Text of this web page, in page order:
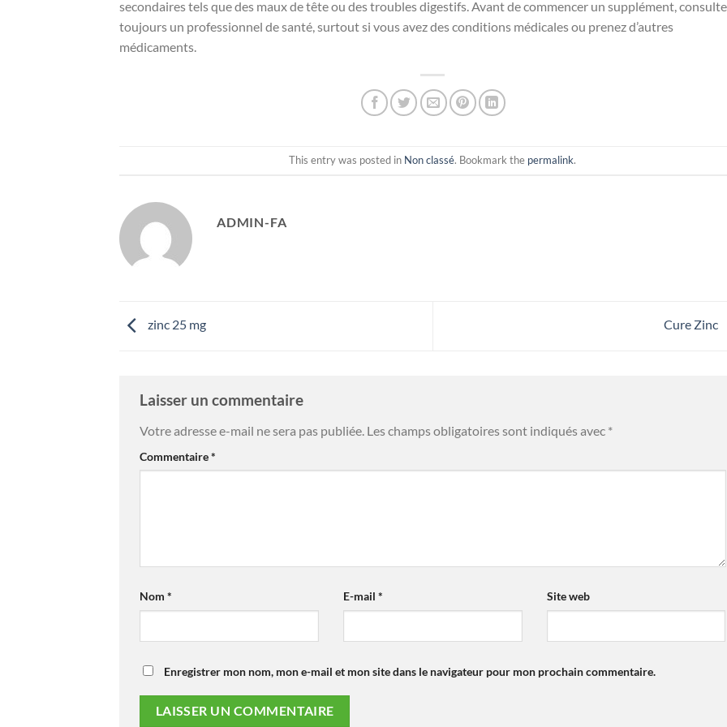
secondaires tels que des maux de tête ou des troubles digestifs. Avant de commencer un supplément,
toujours un professionnel de santé, surtout si vous avez des conditions médicales ou prenez d’autres
médicaments.
This entry was posted in Non classé. Bookmark the permalink.
ADMIN-FA
zinc 25 mg Cure Zinc
Laisser un commentaire
Votre adresse e-mail ne sera pas publiée. Les champs obligatoires sont indiqués avec *
Commentaire*
Nom * E-mail * Site web
Enregistrer mon nom, mon e-mail et mon site dans le navigateur pour mon prochain commentaire.